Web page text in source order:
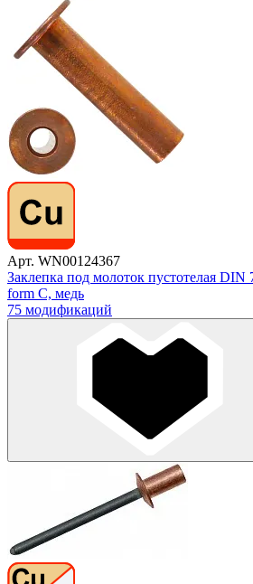
Арт. WN00124367
Заклепка под молоток пустотелая DIN
form С, медь
75 модификаций